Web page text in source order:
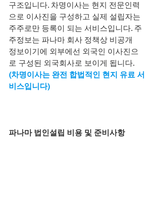
구조입니다. 차명이사는 현지 전문인력
으로 이사진을 구성하고 실제 설립자는
주주로만 등록이 되는 서비스입니다. 주
주정보는 파나마 회사 정책상 비공개
정보이기에 외부에선 외국인 이사진으
로 구성된 외국회사로 보이게 됩니다.
(차명이사는 완전 합법적인 현지 유료 서
비스입니다)
파나마 법인설립 비용 및 준비사항